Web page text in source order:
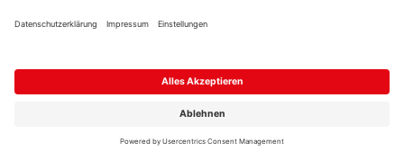
Mitarbeiter ein großes Plus an
Arbeitsplatzqualität, aber auch die
Kunden freuten sich über großzügige